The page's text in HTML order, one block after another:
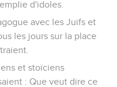
d'idoles.
avec les Juifs et
les jours sur la place
et stoïciens
: Que veut dire ce